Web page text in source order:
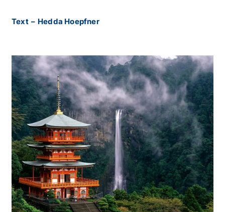
Text – Hedda Hoepfner